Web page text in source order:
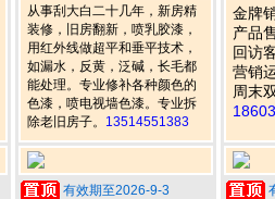
从事刮大白二十几年，新房精
装修，旧房翻新，喷乳胶漆，
用红外线做超平和垂平技术，
如漏水，反黄，泛碱，长毛都
能处理。专业修补各种颜色的
色漆，喷电视墙色漆。专业拆
除老旧房子。 13514551383
有效期至2026-9-3
金牌
产品
回访
营销
周末